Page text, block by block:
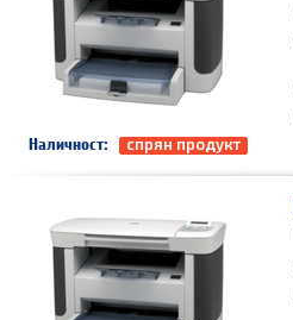
Наличност: спрян продукт